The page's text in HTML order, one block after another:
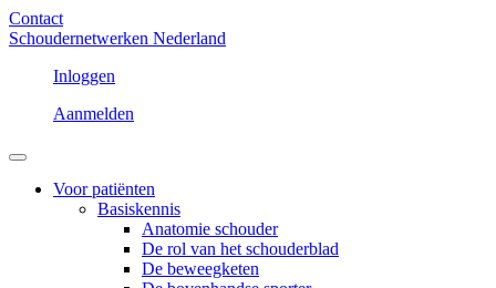
Contact
Schoudernetwerken Nederland
Inloggen
Aanmelden
Voor patiënten
Basiskennis
Anatomie schouder
De rol van het schouderblad
De beweegketen